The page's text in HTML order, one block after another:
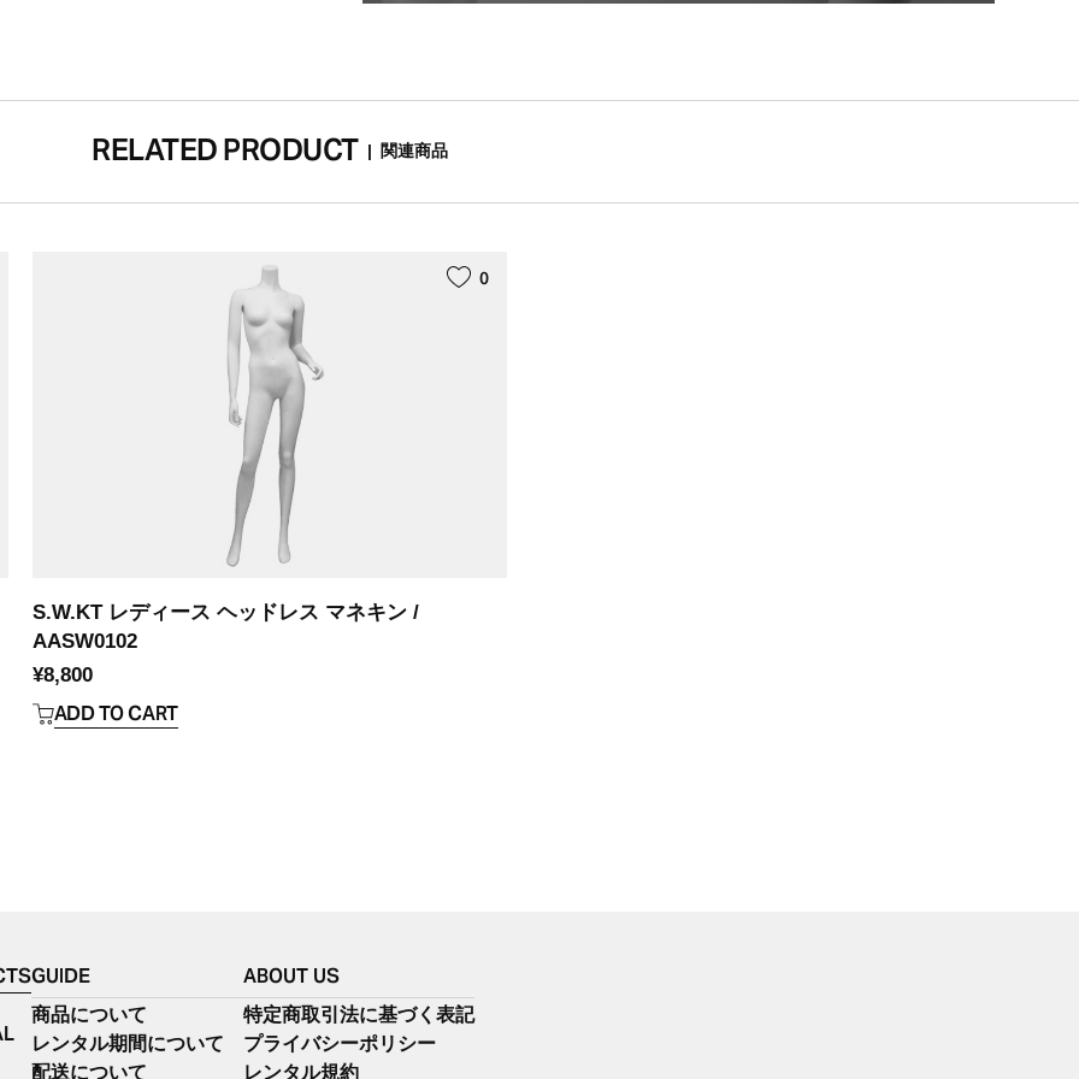
RELATED PRODUCT | 関連商品
S.W.KT レディース ヘッドレス マネキン /
AASW0102
¥8,800
ADD TO CART
0
GUIDE
商品について
レンタル期間について
配送について
ABOUT US
特定商取引法に基づく表記
プライバシーポリシー
レンタル規約